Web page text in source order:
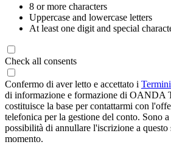
8 or more characters
Uppercase and lowercase letters
At least one digit and special
Check all consents
Confermo di aver letto e accettato i
di informazione e formazione di OANDA
costituisce la base per contattarmi con
telefonica per la gestione del conto. Sono
possibilità di annullare l'iscrizione a
momento.